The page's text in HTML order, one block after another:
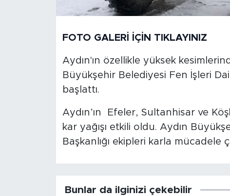
FOTO GALERİ İÇİN TIKLAYINIZ
Aydın'ın özellikle yüksek
Büyükşehir Belediyesi Fen İşleri
başlattı.
Aydın’ın Efeler, Sultanhisar ve
kar yağışı etkili oldu. Aydın
Başkanlığı ekipleri karla mücadele
Bunlar da ilginizi çekebilir